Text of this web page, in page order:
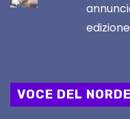
VOCE DEL